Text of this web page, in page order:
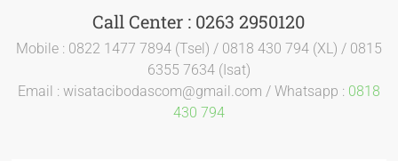
Call Center : 0263 2950120
Mobile : 0822 1477 7894 (Tsel) / 0818 430 794 (XL) / 0815
6355 7634 (Isat)
Email : wisatacibodascom@gmail.com / Whatsapp : 0818
430 794